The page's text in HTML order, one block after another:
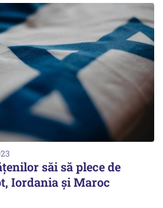
săi să plece de
Iordania şi Maroc